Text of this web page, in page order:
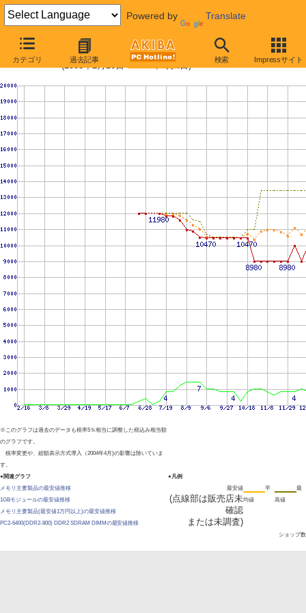
Powered by Translate
カテゴリ 過去記事 検索 Impressサイト
PC2-6400 4GBの価格推移
(2008年2月16日〜2009年5月2日)
※このグラフは過去のデータも税率5％相当に調整した税込み相当額
のグラフです。
税率変更や、総額表示方式導入（2004年4月)の影響は除いていま
す。
●関連グラフ
メモリ主要製品の最安値推移
1GBモジュールの最安値推移
メモリ主要製品(最安値1万円以上)の最安値推移
PC2-6400(DDR2-800) DDR2 SDRAM DIMMの最安値推移
●凡例
最安値
(点線部は販売店未
確認
または未調査)
平
均値
最
高値
ショップ数